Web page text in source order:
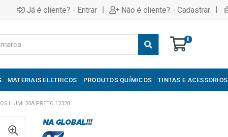
Já é cliente? - Entrar | Não é cliente? - Cadastrar |
0
MATERIAIS ELETRICOS PRODUTOS QUÍMICOS TINTAS E ACESSORIOS
ILUMI 20A PRETO 12320